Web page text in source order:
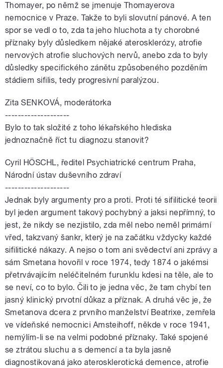
Thomayer, po němž se jmenuje Thomayerova
nemocnice v Praze. Takže to byli slovutní pánové. A ten
spor se vedl o to, zda ta jeho hluchota a ty chorobné
příznaky byly důsledkem nějaké aterosklerózy, atrofie
nervových atrofie sluchových nervů, anebo zda to byly
důsledky specifického zánětu způsobeného pozděním
stádiem sifilis, tedy progresivní paralýzou.
Zita SENKOVÁ, moderátorka
--------------------
Bylo to tak složité z toho lékařského hlediska
jednoznačně říct tu diagnozu stanovit?
Cyril HÖSCHL, ředitel Psychiatrické centrum Praha,
Národní ústav duševního zdraví
--------------------
Jednak byly argumenty pro a proti. Proti té sifilitické teorii
byl jeden argument takový pochybný a jaksi nepřímný, to
jest, že nikdy se nezjistilo, zda měl nebo neměl primární
vřed, takzvaný šankr, který je na začátku vždycky každé
sifilitické nákazy. A nejso o tom ani svědectví ani zprávy a
sám Smetana hovořil v roce 1974, tedy 1874 o jakémsi
přetrvávajícím neléčitelném furunklu kdesi na těle, ale to
se neví, co to bylo. Čili to je jedna věc, že tam chybí ten
jasný klinický prvotní důkaz a příznak. A druhá věc je, že
Smetanova dcera z prvního manželství Beatrixe, zemřela
ve vídeňské nemocnici Amsteihoff, někde v roce 1941,
nemýlím-li se na velmi podobné příznaky. Také spojené
se ztrátou sluchu a s demencí a ta byla jasně
diagnostikovaná jako aterosklerotická demence, atrofie